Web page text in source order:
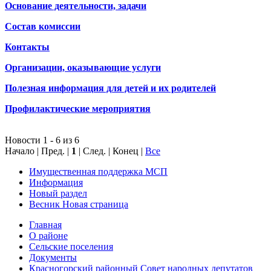
Основание деятельности, задачи
Состав комиссии
Контакты
Организации, оказывающие услуги
Полезная информация для детей и их родителей
Профилактические мероприятия
Новости 1 - 6 из 6
Начало | Пред. | 1 | След. | Конец | Все
Имущественная поддержка МСП
Информация
Новый раздел
Весник Новая страница
Главная
О районе
Сельские поселения
Документы
Красногорский районный Совет народных депутатов